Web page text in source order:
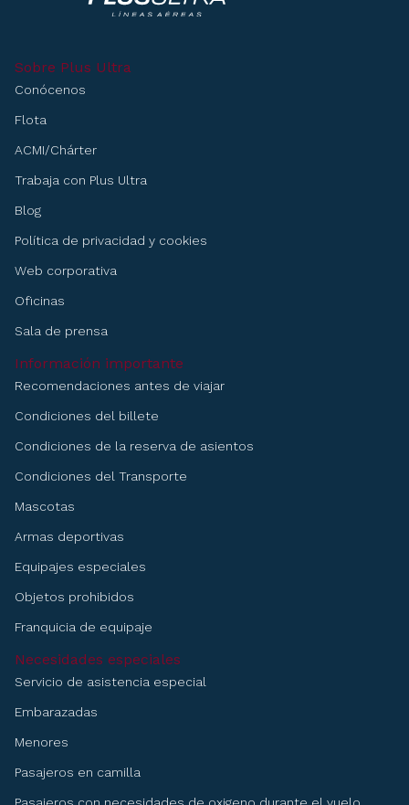
Sobre Plus Ultra
Conócenos
Flota
ACMI/Chárter
Trabaja con Plus Ultra
Blog
Política de privacidad y cookies
Web corporativa
Oficinas
Sala de prensa
Información importante
Recomendaciones antes de viajar
Condiciones del billete
Condiciones de la reserva de asientos
Condiciones del Transporte
Mascotas
Armas deportivas
Equipajes especiales
Objetos prohibidos
Franquicia de equipaje
Necesidades especiales
Servicio de asistencia especial
Embarazadas
Menores
Pasajeros en camilla